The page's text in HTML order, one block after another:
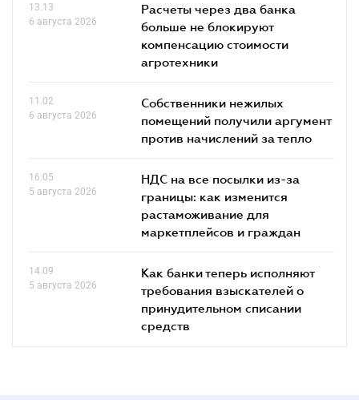
13.13
6 августа 2026
Расчеты через два банка
больше не блокируют
компенсацию стоимости
агротехники
11.02
6 августа 2026
Собственники нежилых
помещений получили аргумент
против начислений за тепло
16.05
5 августа 2026
НДС на все посылки из-за
границы: как изменится
растаможивание для
маркетплейсов и граждан
14.09
5 августа 2026
Как банки теперь исполняют
требования взыскателей о
принудительном списании
средств